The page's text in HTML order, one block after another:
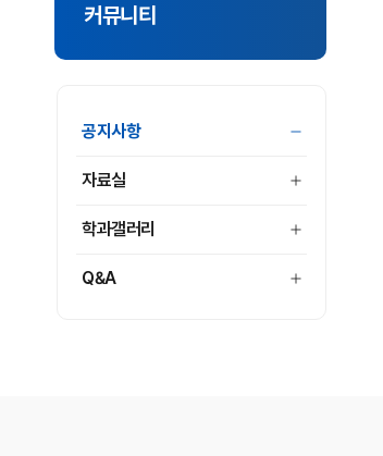
커뮤니티
공지사항
자료실
학과갤러리
Q&A